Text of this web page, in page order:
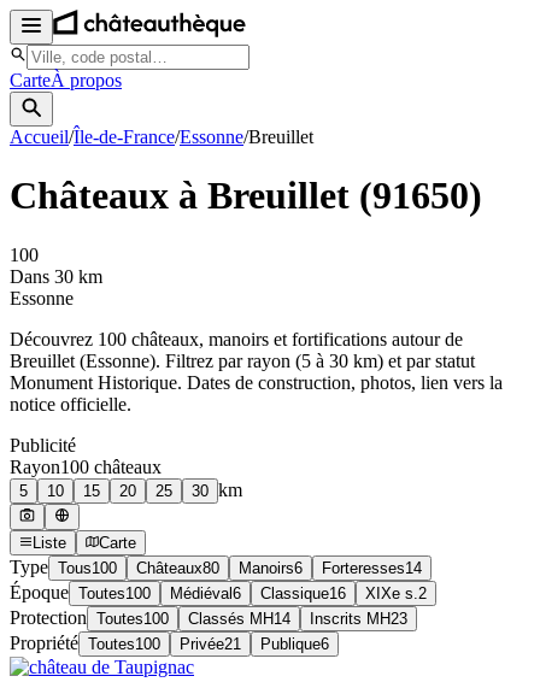
CarteÀ propos
Accueil/Île-de-France/Essonne/Breuillet
Châteaux à Breuillet (91650)
100
Dans 30 km
Essonne
Découvrez 100 châteaux, manoirs et fortifications autour de
Breuillet (Essonne). Filtrez par rayon (5 à 30 km) et par statut
Monument Historique. Dates de construction, photos, lien vers la
notice officielle.
Publicité
Rayon100 châteaux
5 10 15 20 25 30 km
Liste Carte
Type Tous100 Châteaux80 Manoirs6 Forteresses14
Époque Toutes100 Médiéval 6 Classique16 XIXe s. 2
Protection Toutes100 Classés MH14 Inscrits MH23
Propriété Toutes100 Privée21 Publique6